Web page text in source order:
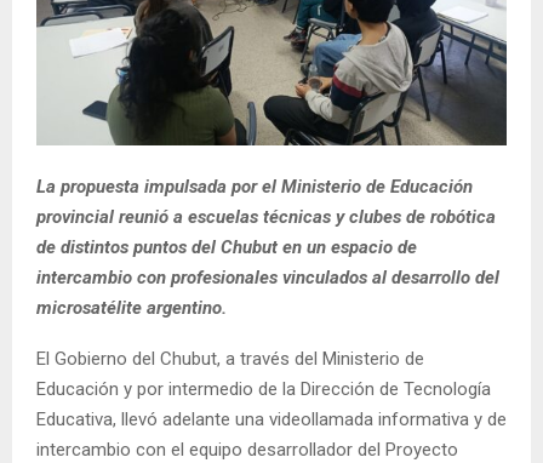
La propuesta impulsada por el Ministerio de Educación
provincial reunió a escuelas técnicas y clubes de robótica
de distintos puntos del Chubut en un espacio de
intercambio con profesionales vinculados al desarrollo del
microsatélite argentino.
El Gobierno del Chubut, a través del Ministerio de
Educación y por intermedio de la Dirección de Tecnología
Educativa, llevó adelante una videollamada informativa y de
intercambio con el equipo desarrollador del Proyecto